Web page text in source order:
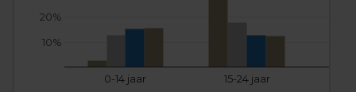
0-14 jaar 15-24 jaar
10%
20%